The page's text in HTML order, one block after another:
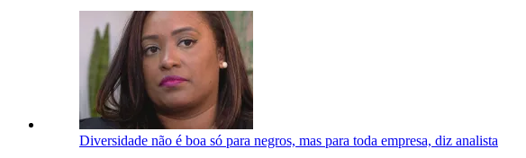
Diversidade não é boa só para negros, mas para toda empresa, diz analista